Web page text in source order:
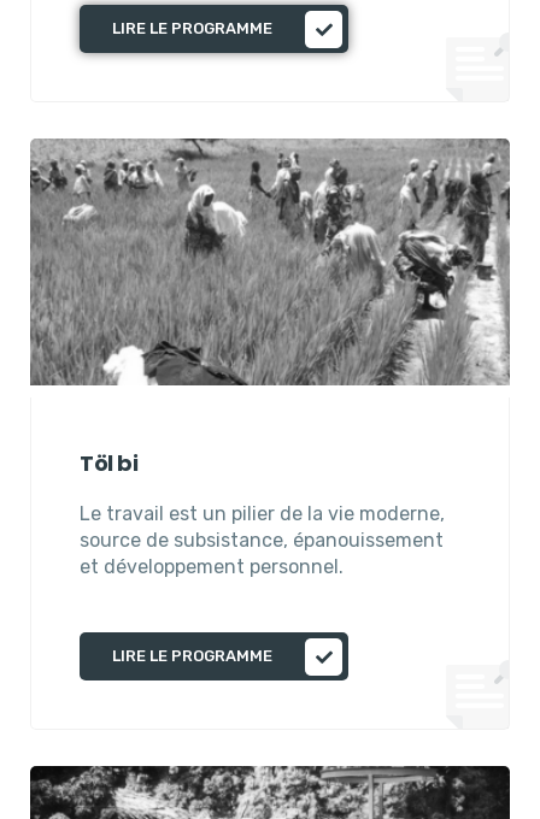
LIRE LE PROGRAMME
Töl bi
Le travail est un pilier de la vie moderne,
source de subsistance, épanouissement
et développement personnel.
LIRE LE PROGRAMME